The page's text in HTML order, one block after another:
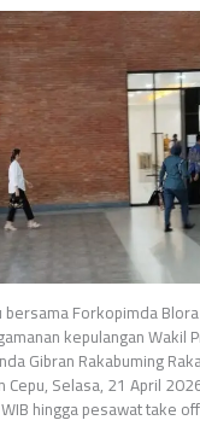
bersama Forkopimda
kepulangan Wakil
Gibran Rakabuming
Cepu, Selasa, 21 April
hingga pesawat take